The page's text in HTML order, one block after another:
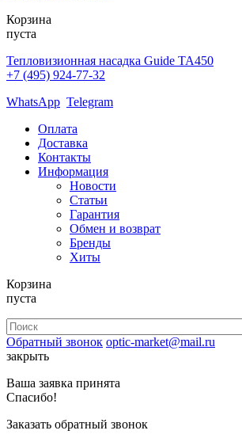
Корзина
пуста
Тепловизионная насадка Guide TA450
+7 (495) 924-77-32
WhatsApp Telegram
Оплата
Доставка
Контакты
Информация
Новости
Статьи
Гарантия
Обмен и возврат
Бренды
Хиты
Корзина
пуста
Обратный звонок optic-market@mail.ru
закрыть
Ваша заявка принята
Спасибо!
Заказать обратный звонок